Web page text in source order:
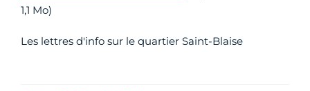
1,1 Mo)
Les lettres d'info sur le quartier Saint-Blaise